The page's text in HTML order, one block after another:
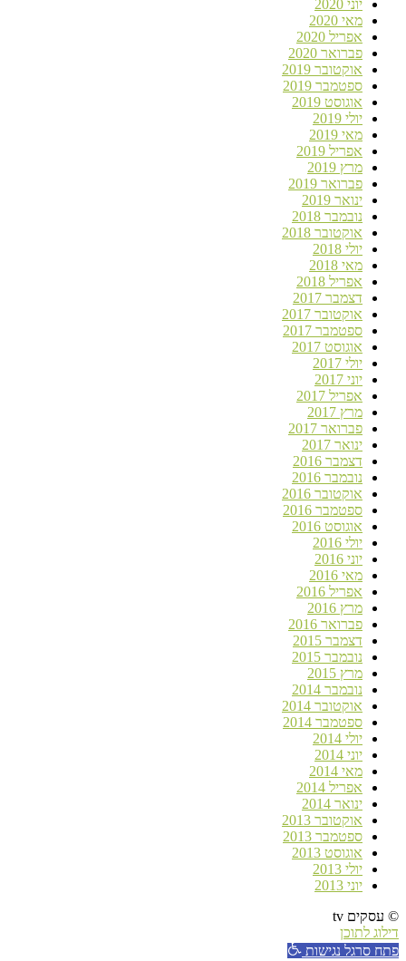
יוני 2020
מאי 2020
אפריל 2020
פברואר 2020
אוקטובר 2019
ספטמבר 2019
אוגוסט 2019
יולי 2019
מאי 2019
אפריל 2019
מרץ 2019
פברואר 2019
ינואר 2019
נובמבר 2018
אוקטובר 2018
יולי 2018
מאי 2018
אפריל 2018
דצמבר 2017
אוקטובר 2017
ספטמבר 2017
אוגוסט 2017
יולי 2017
יוני 2017
אפריל 2017
מרץ 2017
פברואר 2017
ינואר 2017
דצמבר 2016
נובמבר 2016
אוקטובר 2016
ספטמבר 2016
אוגוסט 2016
יולי 2016
יוני 2016
מאי 2016
אפריל 2016
מרץ 2016
פברואר 2016
דצמבר 2015
נובמבר 2015
מרץ 2015
נובמבר 2014
אוקטובר 2014
ספטמבר 2014
יולי 2014
יוני 2014
מאי 2014
אפריל 2014
ינואר 2014
אוקטובר 2013
ספטמבר 2013
אוגוסט 2013
יולי 2013
יוני 2013
© עסקים tv
דילוג לתוכן
פתח סרגל נגישות